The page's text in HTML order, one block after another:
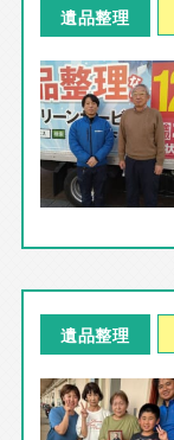
遺品整理
遺品整理